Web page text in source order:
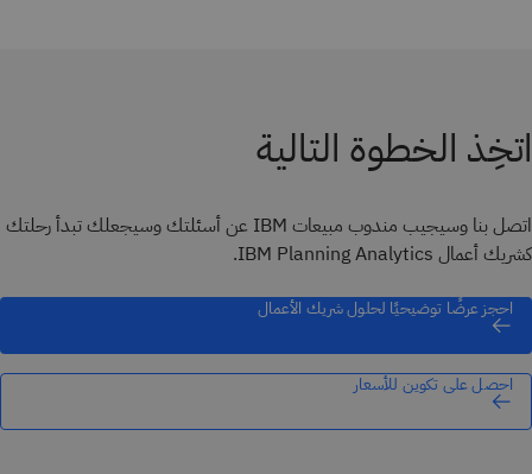
اتخِذ الخطوة التالية
اتصل بنا وسيجيب مندوب مبيعات IBM عن أسئلتك وسيجعلك تبدأ رحلتك
كشريك أعمال IBM Planning Analytics.
احجز عرضًا توضيحيًا لحلول شريك الأعمال
احصل على تكوين للأسعار